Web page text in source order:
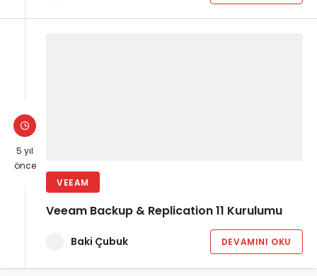
5 yıl
önce
VEEAM
Veeam Backup & Replication 11 Kurulumu
Baki Çubuk DEVAMINI OKU